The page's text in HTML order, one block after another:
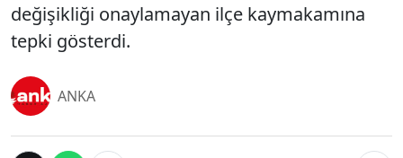
değişikliği onaylamayan ilçe kaymakamına
tepki gösterdi.
ANKA